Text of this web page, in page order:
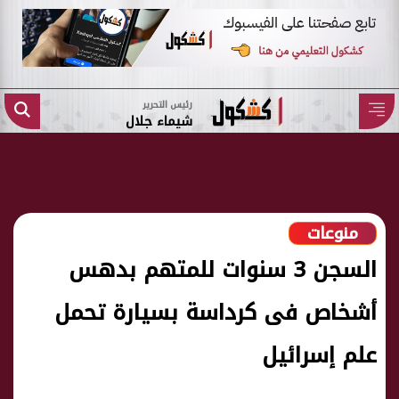
رئيس التحرير
شيماء جلال
منوعات
السجن 3 سنوات للمتهم بدهس
أشخاص فى كرداسة بسيارة تحمل
علم إسرائيل